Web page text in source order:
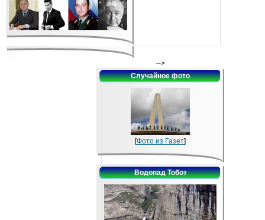
-->
Случайное фото
[Фото из Газет]
Водопад Тобот